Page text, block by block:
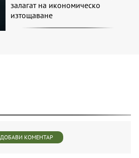
залагат на икономическо
изтощаване
ДОБАВИ КОМЕНТАР